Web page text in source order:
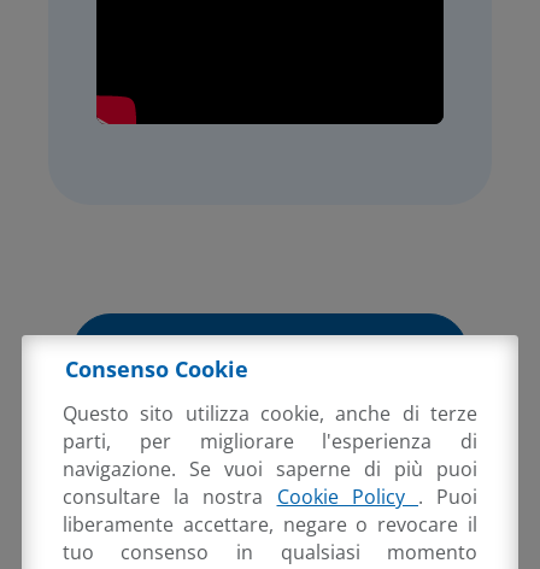
TORNA NELL'AREA
GOCAD.OSL
Consenso Cookie
Questo sito utilizza cookie, anche di terze
parti, per migliorare l'esperienza di
navigazione. Se vuoi saperne di più puoi
consultare la nostra Cookie Policy . Puoi
liberamente accettare, negare o revocare il
tuo consenso in qualsiasi momento